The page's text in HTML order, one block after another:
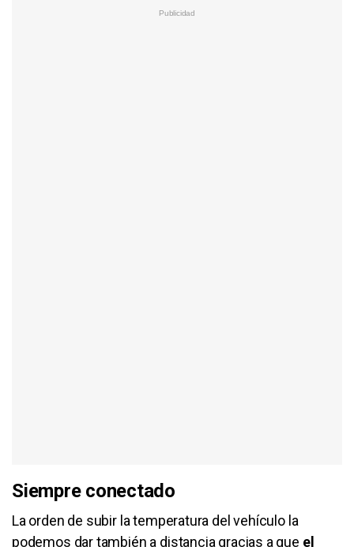
Siempre conectado
La orden de subir la temperatura del vehículo la
podemos dar también a distancia gracias a que el